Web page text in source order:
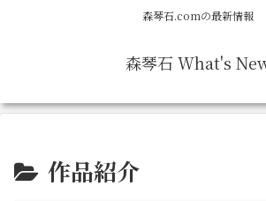
森琴石.comの最新情報
森琴石 What's
作品紹介